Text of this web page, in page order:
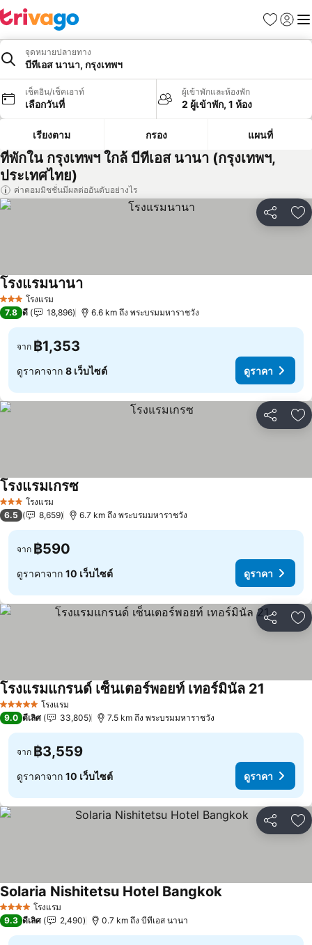
รายการโป
เข้าสู่ร
เมนู
จุดหมายปลายทาง
บีทีเอส นานา, กรุงเทพฯ
เช็คอิน/เช็คเอาท์
เลือกวันที่
ผู้เข้าพักและห้องพัก
2 ผู้เข้าพัก, 1 ห้อง
เรียงตาม กรอง แผนที่
ที่พักใน กรุงเทพฯ ใกล้ บีทีเอส นานา (กรุงเทพฯ,
ประเทศไทย)
ค่าคอมมิชชั่นมีผลต่ออันดับอย่างไร
แชร์ เ
3 ดาว โรงแรม
โรงแรมนานา
7.8 ดี 18,896 6.6 km ถึง พระบรมมหาราชวัง
จาก ฿1,353
ดูราคาจาก 8 เว็บไซต์ ดูราคา
แชร์ เ
3 ดาว โรงแรม
โรงแรมเกรซ
6.5 8,659 6.7 km ถึง พระบรมมหาราชวัง
จาก ฿590
ดูราคาจาก 10 เว็บไซต์ ดูราคา
แชร์ เ
5 ดาว โรงแรม
โรงแรมแกรนด์ เซ็นเตอร์พอยท์ เทอร์มินัล 21
9.0 ดีเลิศ 33,805 7.5 km ถึง พระบรมมหาราชวัง
จาก ฿3,559
ดูราคาจาก 10 เว็บไซต์ ดูราคา
แชร์ เ
4 ดาว โรงแรม
Solaria Nishitetsu Hotel Bangkok
9.3 ดีเลิศ 2,490 0.7 km ถึง บีทีเอส นานา